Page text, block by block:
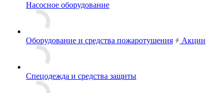
Насосное оборудование
Оборудование и средства пожаротушения
Спецодежда и средства защиты
Акции